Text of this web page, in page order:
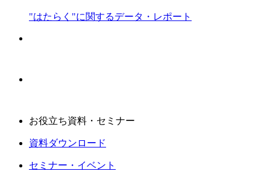
"はたらく"に関するデータ・レポート
お役立ち資料・セミナー
資料ダウンロード
セミナー・イベント